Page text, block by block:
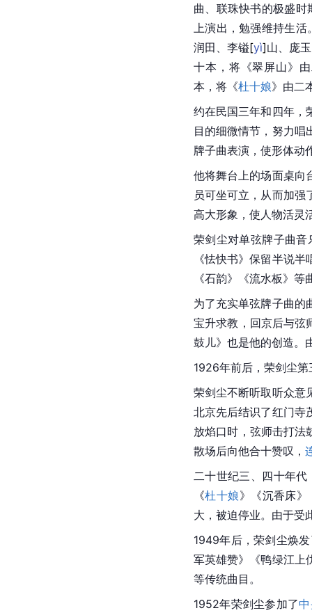
曲
、联珠快书的极盛
上演出，勉强维持生
润田、李镒[yì]山、庞
十本，将《翠屏山》
本，将《杜十娘》由二
约在民国三年和四年，
目的细微情节，努力唱
牌子曲表演，使形体动
他将舞台上的场面桌向
员可坐可立，从而加强
高大形象，使人物活灵
荣剑尘对单弦牌子曲音
《怯快书》保留半说
《石韵》《流水板》
为了充实单弦牌子曲的
宝升求教，回京后与弦
鼓儿》也是他的创造。
1926年前后，荣剑尘
荣剑尘不断听取听众意
北京先后结识了红门寺
放焰口时，弦师击打法
散场后向他合十赞叹，
二十世纪三、四十年代
《杜十娘》《沉香床
大，被迫停业。由于受
1949年后，荣剑尘焕
军英雄赞》《鸭绿江上
等传统曲目。
1952年荣剑尘参加了